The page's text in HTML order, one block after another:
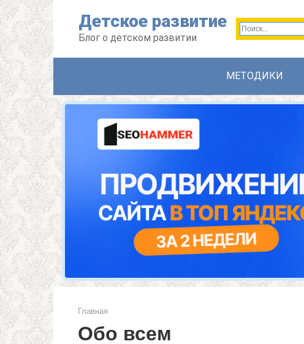
Детское развитие
Блог о детском развитии
МЕТОДИКИ
Главная
Обо всем